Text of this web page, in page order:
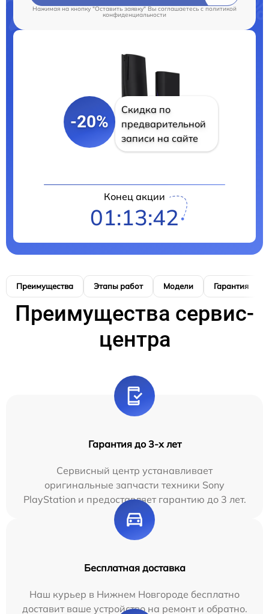
Нажимая на кнопку "Оставить заявку" Вы соглашаетесь cполитикой
конфиденциальности
-20%
Скидка по
предварительной
записи на сайте
Конец акции
01:13:41
Преимущества Этапы работ Модели Гарантия
Преимущества сервис-
центра
Гарантия до 3-х лет
Сервисный центр устанавливает
оригинальные запчасти техники Sony
PlayStation и предоставляет гарантию до 3 лет.
Бесплатная доставка
Наш курьер в Нижнем Новгороде бесплатно
доставит ваше устройство на ремонт и обратно.